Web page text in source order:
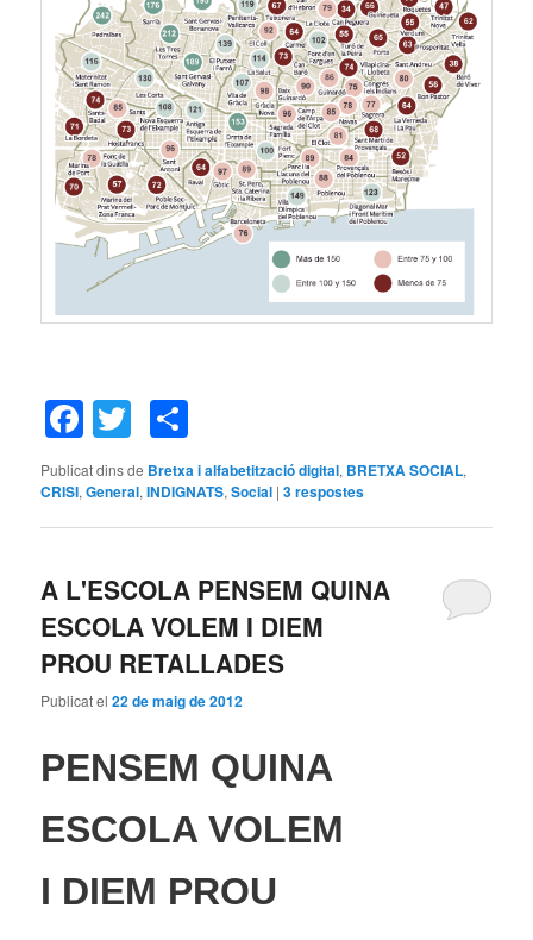
Facebook
Twitter
Publicat dins de Bretxa i alfabetització digital, BRETXA SOCIAL,
CRISI,General,INDIGNATS,Social |3respostes
A L'ESCOLA PENSEM QUINA
ESCOLA VOLEM I DIEM
PROU RETALLADES
Publicat el22 de maig de 2012
PENSEM QUINA
ESCOLA VOLEM
I DIEM PROU